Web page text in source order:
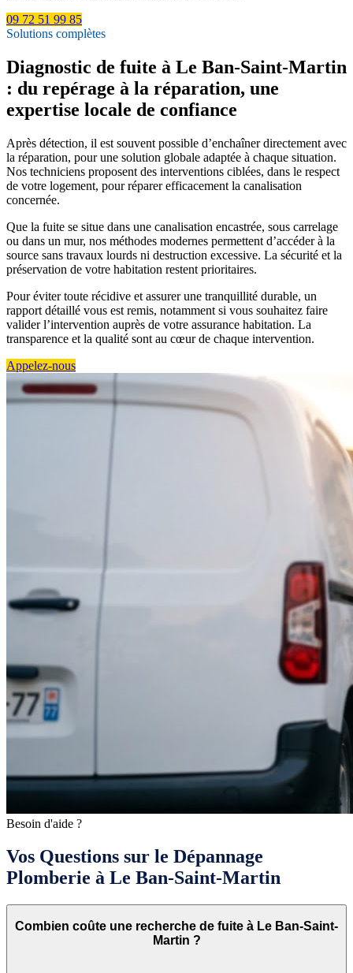
09 72 51 99 85
Solutions complètes
Diagnostic de fuite à Le Ban-Saint-Martin
: du repérage à la réparation, une
expertise locale de confiance
Après détection, il est souvent possible d’enchaîner directement avec
la réparation, pour une solution globale adaptée à chaque situation.
Nos techniciens proposent des interventions ciblées, dans le respect
de votre logement, pour réparer efficacement la canalisation
concernée.
Que la fuite se situe dans une canalisation encastrée, sous carrelage
ou dans un mur, nos méthodes modernes permettent d’accéder à la
source sans travaux lourds ni destruction excessive. La sécurité et la
préservation de votre habitation restent prioritaires.
Pour éviter toute récidive et assurer une tranquillité durable, un
rapport détaillé vous est remis, notamment si vous souhaitez faire
valider l’intervention auprès de votre assurance habitation. La
transparence et la qualité sont au cœur de chaque intervention.
Appelez-nous
Besoin d'aide ?
Vos Questions sur le Dépannage
Plomberie à Le Ban-Saint-Martin
Combien coûte une recherche de fuite à Le Ban-Saint-
Martin ?